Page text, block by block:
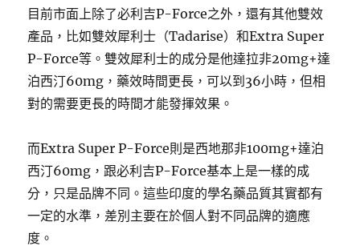
目前市面上除了必利吉P-Force之外，還有其他雙效
產品，比如雙效犀利士（Tadarise）和Extra Super
P-Force等。雙效犀利士的成分是他達拉非20mg+達
泊西汀60mg，藥效時間更長，可以到36小時，但相
對的需要更長的時間才能發揮效果。
而Extra Super P-Force則是西地那非100mg+達泊
西汀60mg，跟必利吉P-Force基本上是一樣的成
分，只是品牌不同。這些印度的學名藥品質其實都有
一定的水準，差別主要在於個人對不同品牌的適應
度。